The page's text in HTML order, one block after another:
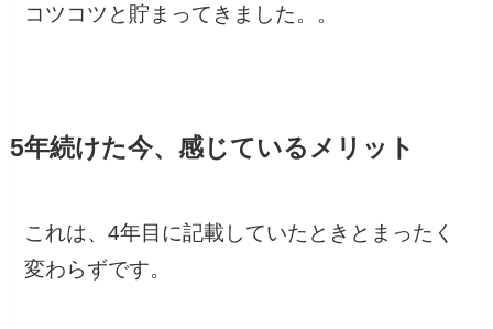
コツコツと貯まってきました。。
5年続けた今、感じているメリット
これは、4年目に記載していたときとまったく
変わらずです。